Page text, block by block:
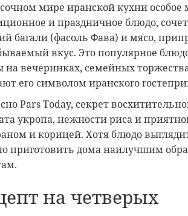
мире иранской кухни особое
и праздничное блюдо,
багали (фасоль Фава) и мясо,
вкус. Это популярное
на вечеринках, семейных
его символом иранского
Pars Today, секрет
укропа, нежности риса и
и корицей. Хотя блюдо
приготовить дома наилучшим
на четверых